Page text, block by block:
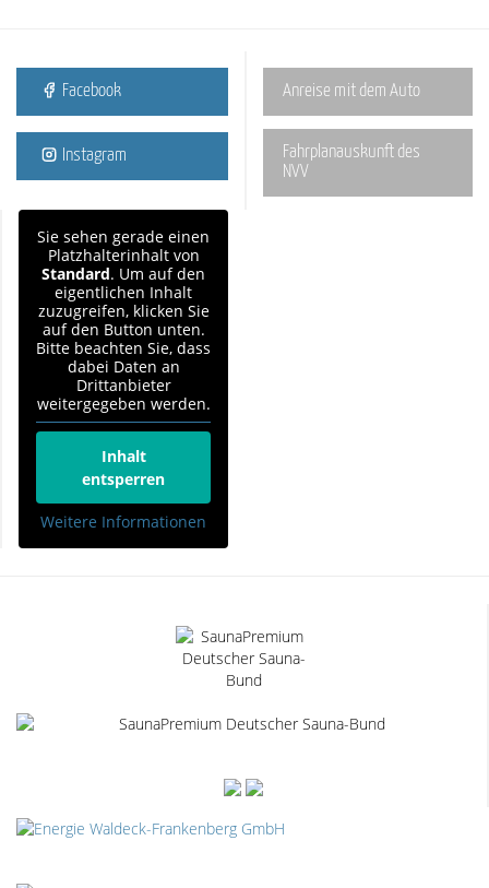
Facebook
Instagram
Anreise mit dem Auto
Fahrplanauskunft des
NVV
Sie sehen gerade einen
Platzhalterinhalt von
Standard. Um auf den
eigentlichen Inhalt
zuzugreifen, klicken Sie
auf den Button unten.
Bitte beachten Sie, dass
dabei Daten an
Drittanbieter
weitergegeben werden.
Inhalt
entsperren
Weitere Informationen